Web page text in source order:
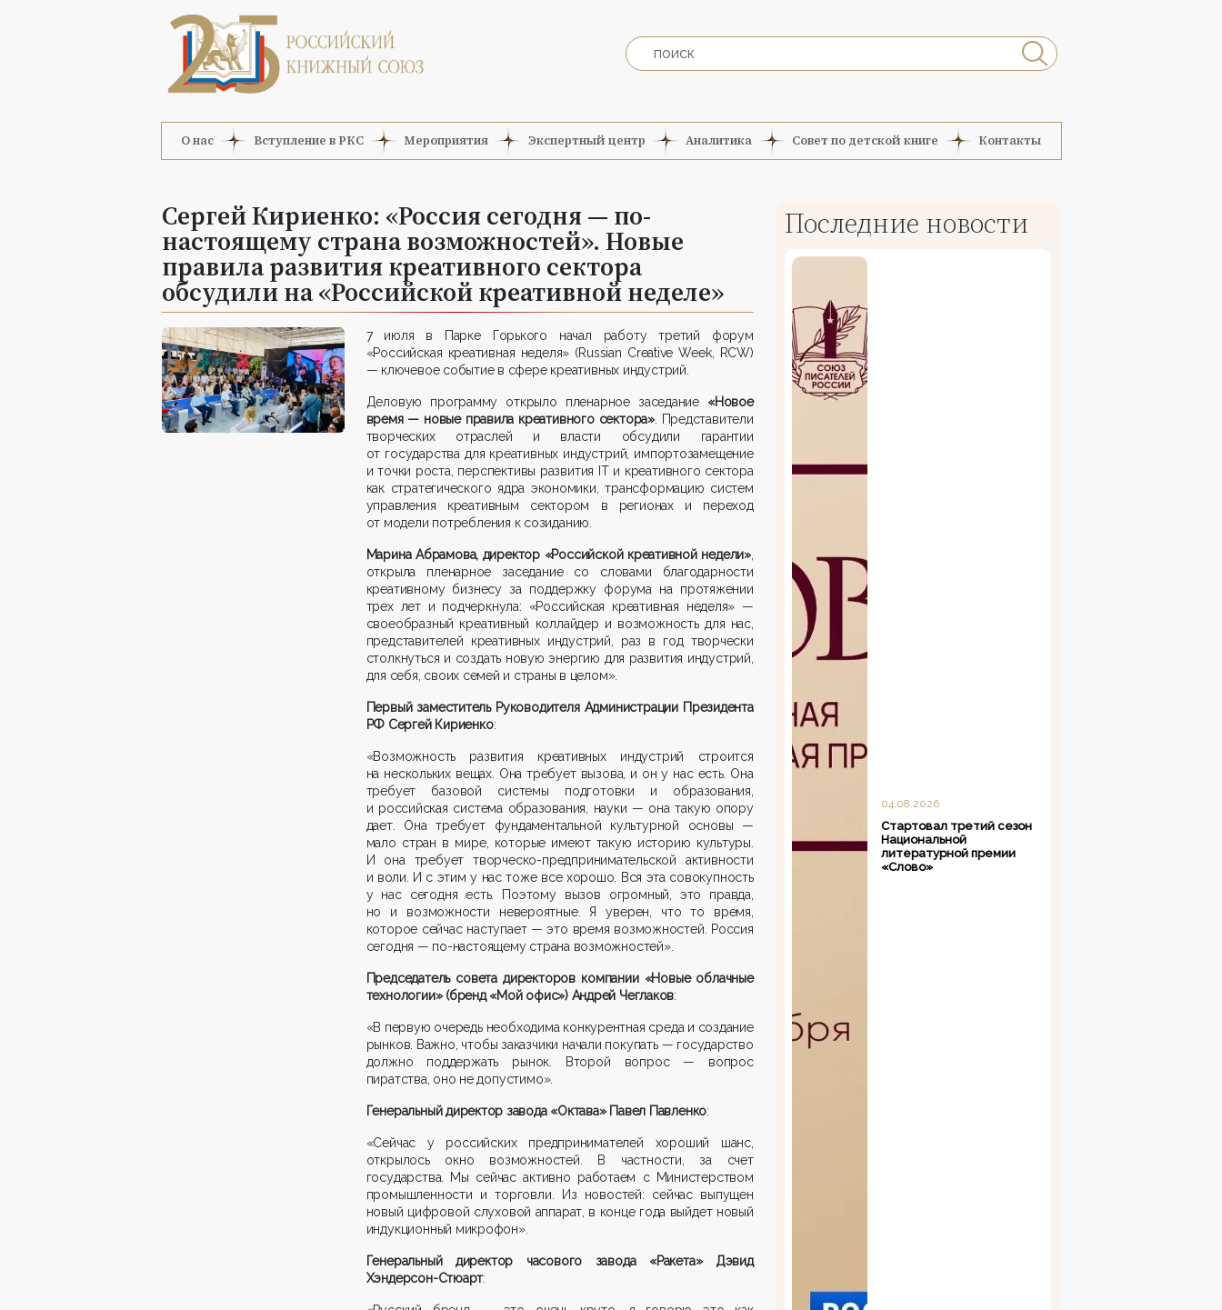
О нас Вступление в РКС Мероприятия Экспертный центр Аналитика Совет по детской книге Контакты
Сергей Кириенко: «Россия сегодня — по-
настоящему страна возможностей». Новые
правила развития креативного сектора
обсудили на «Российской креативной неделе»
7 июля в Парке Горького начал работу третий форум
«Российская креативная неделя» (Russian Creative Week, RCW)
— ключевое событие в сфере креативных индустрий.
Деловую программу открыло пленарное заседание «Новое
время — новые правила креативного сектора». Представители
творческих отраслей и власти обсудили гарантии
от государства для креативных индустрий, импортозамещение
и точки роста, перспективы развития IT и креативного сектора
как стратегического ядра экономики, трансформацию систем
управления креативным сектором в регионах и переход
от модели потребления к созиданию.
Марина Абрамова, директор «Российской креативной недели»
открыла пленарное заседание со словами благодарности
креативному бизнесу за поддержку форума на протяжении
трех лет и подчеркнула: «Российская креативная неделя» —
своеобразный креативный коллайдер и возможность для нас,
представителей креативных индустрий, раз в год творчески
столкнуться и создать новую энергию для развития индустрий,
для себя, своих семей и страны в целом».
Первый заместитель Руководителя Администрации Президента
РФ Сергей Кириенко:
«Возможность развития креативных индустрий строится
на нескольких вещах. Она требует вызова, и он у нас есть. Она
требует базовой системы подготовки и образования,
и российская система образования, науки — она такую опору
дает. Она требует фундаментальной культурной основы —
мало стран в мире, которые имеют такую историю культуры.
И она требует творческо-предпринимательской активности
и воли. И с этим у нас тоже все хорошо. Вся эта совокупность
у нас сегодня есть. Поэтому вызов огромный, это правда,
но и возможности невероятные. Я уверен, что то время,
которое сейчас наступает — это время возможностей. Россия
сегодня — по-настоящему страна возможностей».
Председатель совета директоров компании «Новые облачные
технологии» (бренд «Мой офис») Андрей Чеглаков:
«В первую очередь необходима конкурентная среда и создание
рынков. Важно, чтобы заказчики начали покупать — государство
должно поддержать рынок. Второй вопрос — вопрос
пиратства, оно не допустимо».
Генеральный директор завода «Октава» Павел Павленко:
«Сейчас у российских предпринимателей хороший шанс,
открылось окно возможностей. В частности, за счет
государства. Мы сейчас активно работаем с Министерством
промышленности и торговли. Из новостей: сейчас выпущен
новый цифровой слуховой аппарат, в конце года выйдет новый
индукционный микрофон».
Генеральный директор часового завода «Ракета» Дэвид
Хэндерсон-Стюарт:
Последние новости
04.08.2026
Стартовал третий сезон
Национальной
литературной премии
«Слово»